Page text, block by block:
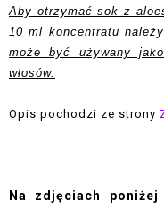
Aby otrzymać sok z
10 ml koncentratu
może być używany
włosów.
Opis pochodzi ze strony
Na zdjęciach